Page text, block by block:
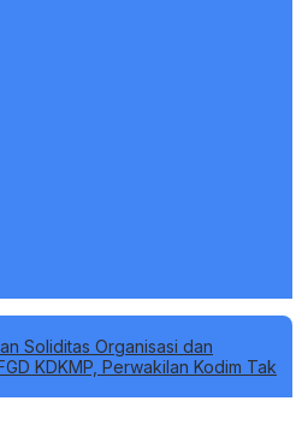
Soliditas Organisasi dan
KDKMP, Perwakilan Kodim Tak